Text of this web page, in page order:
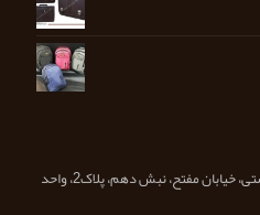
تهران، خیابان شهید بهشتی، خیابان مفتح، نبش دهم، پلاک2، واحد